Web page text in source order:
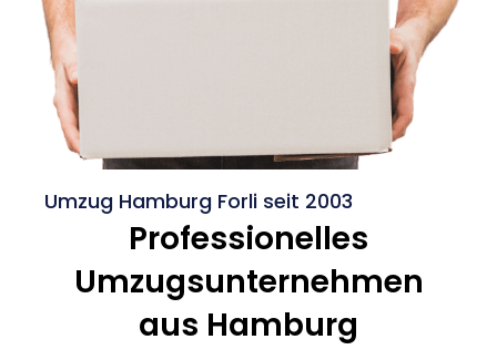
Umzug Hamburg Forli seit 2003
Professionelles
Umzugsunternehmen
aus Hamburg